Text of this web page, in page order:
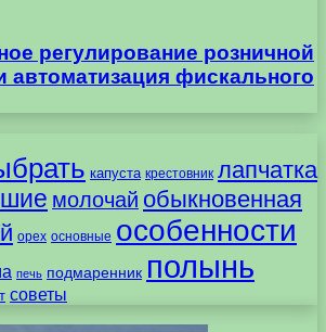
регулирование розничной
автоматизация фискального
капуста крестовник лапчатка
молочай обыкновенная
орех основные особенности
печь подмаренник полынь
советы